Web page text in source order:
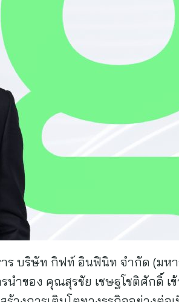
ร บริษัท กิฟท์ อินฟินิท จำกัด (มหา
ของ คุณสุรชัย เชษฐโชติศักดิ์ เ